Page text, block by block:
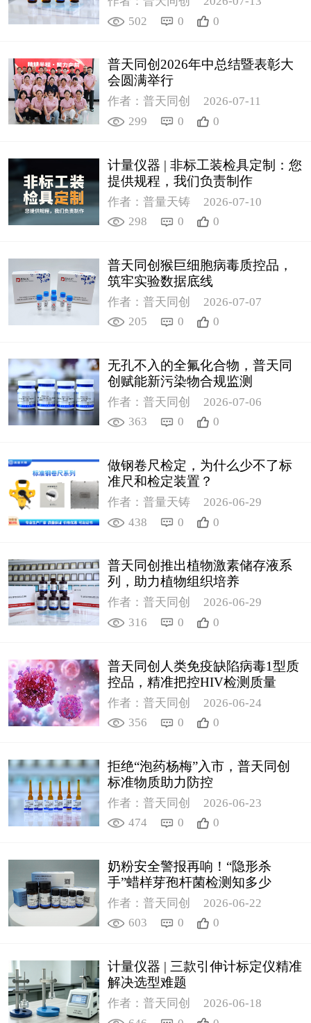
502
0 0
普天同创2026年中总结暨表彰大
会圆满举行
作者：普天同创
2026-07-11
299
0 0
计量仪器 | 非标工装检具定制：您
提供规程，我们负责制作
作者：普量天铸
2026-07-10
298
0 0
普天同创猴巨细胞病毒质控品，
筑牢实验数据底线
作者：普天同创
2026-07-07
205
0 0
无孔不入的全氟化合物，普天同
创赋能新污染物合规监测
作者：普天同创
2026-07-06
363
0 0
做钢卷尺检定，为什么少不了标
准尺和检定装置？
作者：普量天铸
2026-06-29
438
0 0
普天同创推出植物激素储存液系
列，助力植物组织培养
作者：普天同创
2026-06-29
316
0 0
普天同创人类免疫缺陷病毒1型质
控品，精准把控HIV检测质量
作者：普天同创
2026-06-24
356
0 0
拒绝“泡药杨梅”入市，普天同创
标准物质助力防控
作者：普天同创
2026-06-23
474
0 0
奶粉安全警报再响！“隐形杀
手”蜡样芽孢杆菌检测知多少
作者：普天同创
2026-06-22
603
0 0
计量仪器 | 三款引伸计标定仪精准
解决选型难题
作者：普天同创
2026-06-18